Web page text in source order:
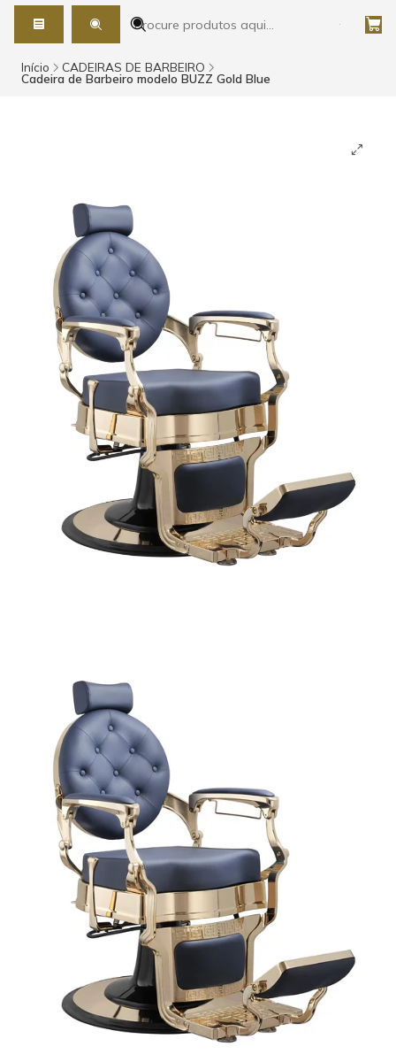
Início CADEIRAS DE BARBEIRO
Cadeira de Barbeiro modelo BUZZ Gold Blue